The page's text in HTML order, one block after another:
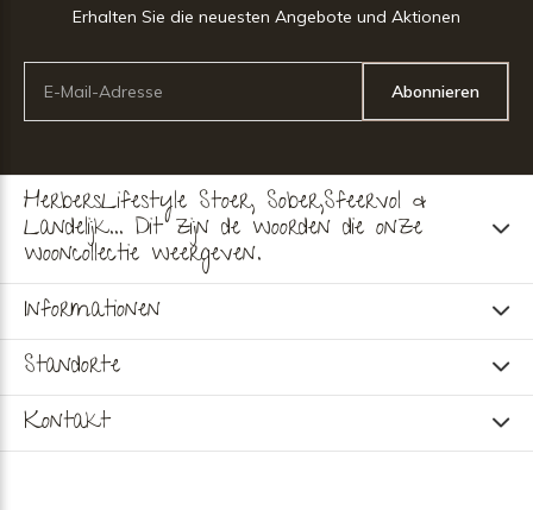
Erhalten Sie die neuesten Angebote und Aktionen
Abonnieren
HerbersLifestyle Stoer, Sober,Sfeervol &
Landelijk... Dit zijn de woorden die onze
wooncollectie weergeven.
Informationen
Standorte
Kontakt